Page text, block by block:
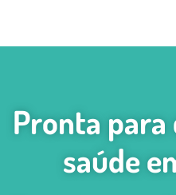
Pronta para
saúde